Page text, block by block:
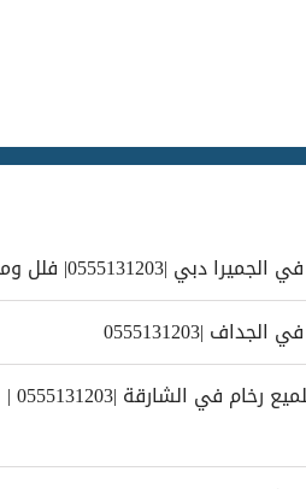
|0555131203| فلل ومنازل
|0555131203
شركة جلي وتلميع رخام في الشارقة |0555131203 |